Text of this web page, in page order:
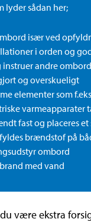
lyder sådan her;
især ved
i orden og
andre ombord
og overskueligt
elementer som
varmeapparater
fast og placeres
brændstof på
ombord
med vand
være ekstra